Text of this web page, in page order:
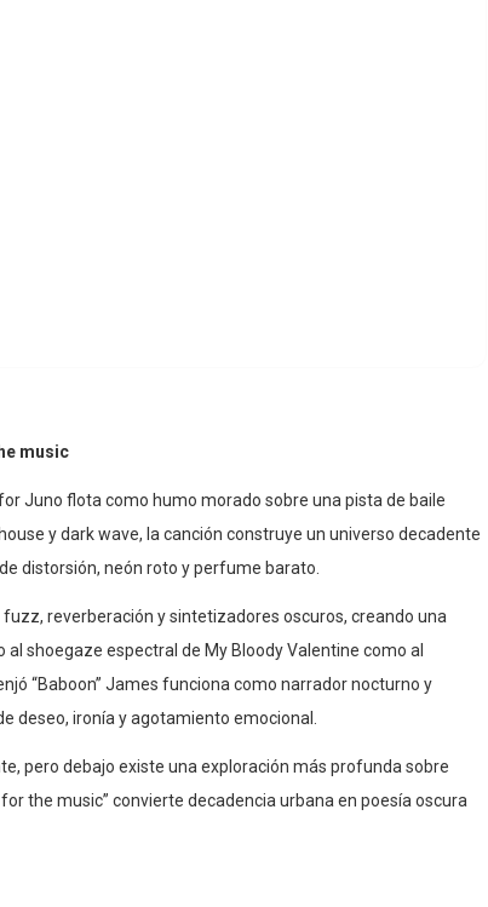
music
Juno flota como humo morado sobre una pista de baile
y dark wave, la canción construye un universo decadente
distorsión, neón roto y perfume barato.
reverberación y sintetizadores oscuros, creando una
shoegaze espectral de My Bloody Valentine como al
“Baboon” James funciona como narrador nocturno y
deseo, ironía y agotamiento emocional.
pero debajo existe una exploración más profunda sobre
the music” convierte decadencia urbana en poesía oscura